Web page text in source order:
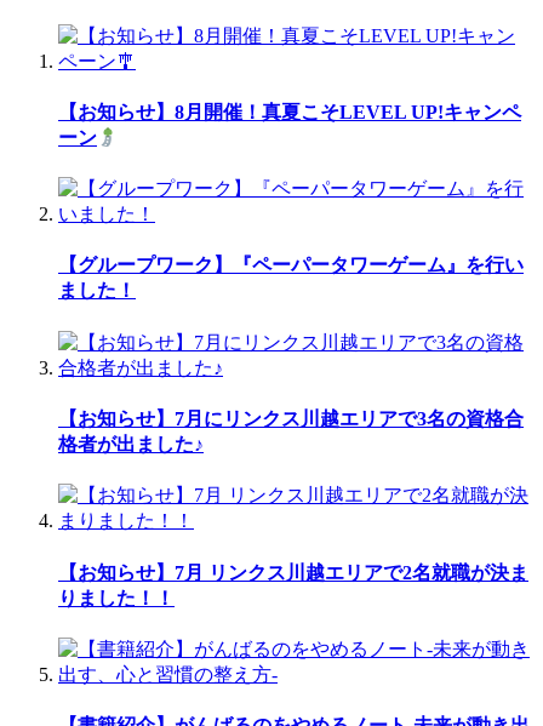
【お知らせ】8月開催！真夏こそLEVEL UP!キャンペ
ーン
【グループワーク】『ペーパータワーゲーム』を行い
ました！
【お知らせ】7月にリンクス川越エリアで3名の資格合
格者が出ました♪
【お知らせ】7月 リンクス川越エリアで2名就職が決ま
りました！！